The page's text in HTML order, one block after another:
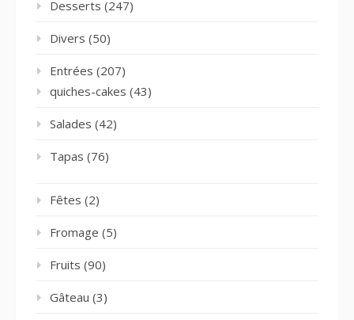
Desserts (247)
Divers (50)
Entrées (207)
quiches-cakes (43)
Salades (42)
Tapas (76)
Fêtes (2)
Fromage (5)
Fruits (90)
Gâteau (3)